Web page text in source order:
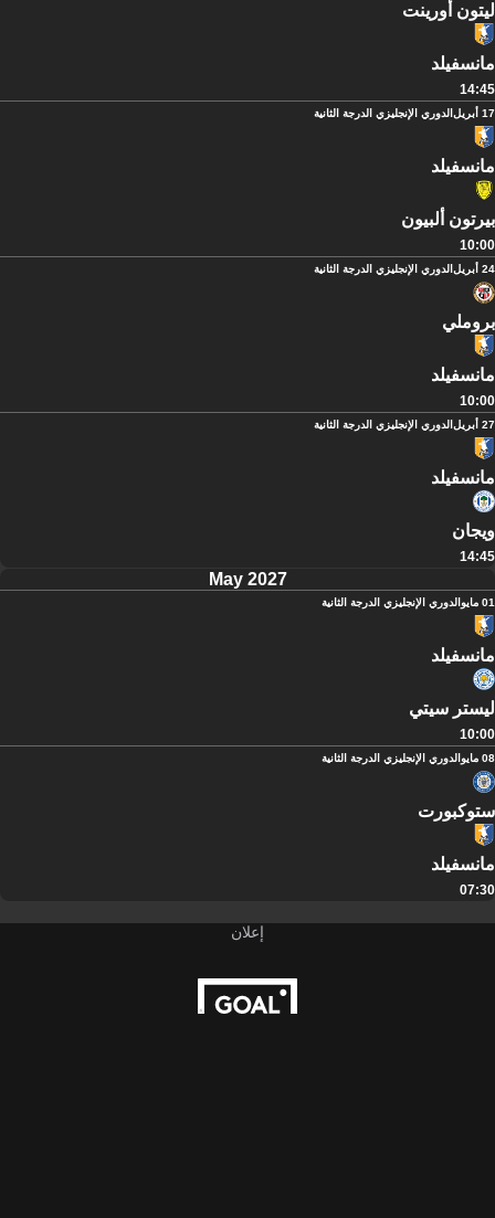
ليتون أورينت
مانسفيلد
14:45
17 أبريل الدوري الإنجليزي الدرجة الثانية
مانسفيلد
بيرتون ألبيون
10:00
24 أبريل الدوري الإنجليزي الدرجة الثانية
بروملي
مانسفيلد
10:00
27 أبريل الدوري الإنجليزي الدرجة الثانية
مانسفيلد
ويجان
14:45
May 2027
01 مايو الدوري الإنجليزي الدرجة الثانية
مانسفيلد
ليستر سيتي
10:00
08 مايو الدوري الإنجليزي الدرجة الثانية
ستوكبورت
مانسفيلد
07:30